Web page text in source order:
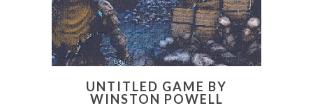
UNTITLED GAME BY
WINSTON POWELL